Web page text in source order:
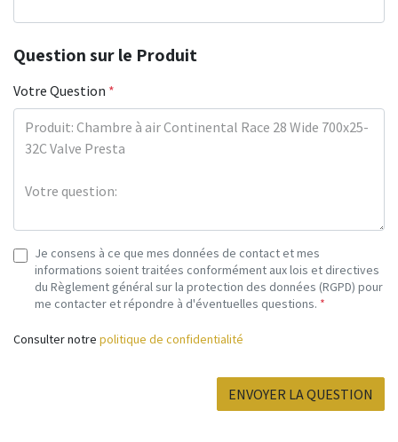
Question sur le Produit
Votre Question *
Je consens à ce que mes données de contact et mes
informations soient traitées conformément aux lois et directives
du Règlement général sur la protection des données (RGPD) pour
me contacter et répondre à d'éventuelles questions. *
Consulter notre politique de confidentialité
ENVOYER LA QUESTION